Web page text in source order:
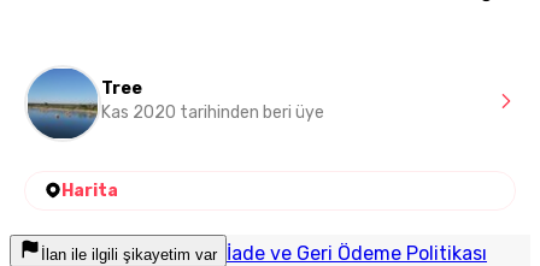
Tree
Kas 2020 tarihinden beri üye
Harita
İlan ile ilgili şikayetim var İade ve Geri Ödeme Politikası